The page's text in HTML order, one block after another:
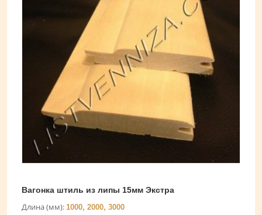
Вагонка штиль из липы 15мм Экстра
Длина (мм): 1000, 2000, 3000